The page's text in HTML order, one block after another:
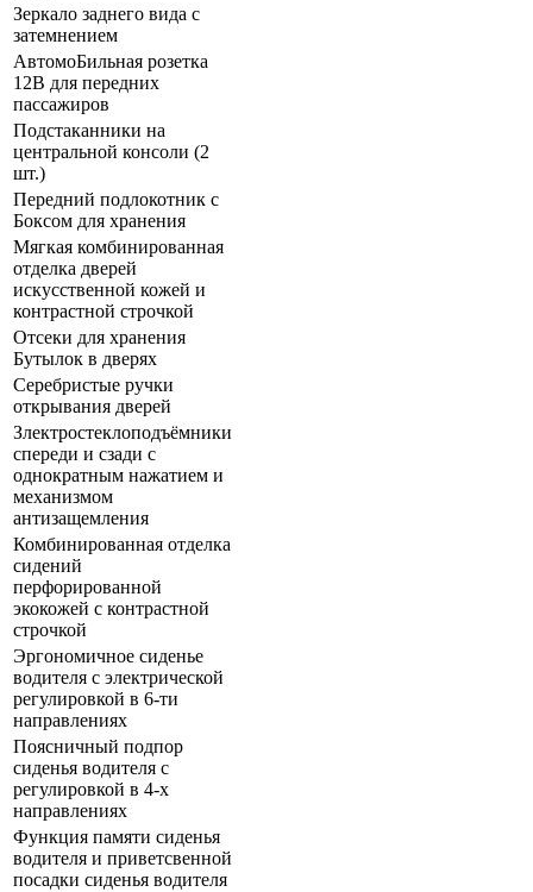
Зеркало заднего вида с
затемнением
АвтомоБильная розетка
12В для передних
пассажиров
Подстаканники на
центральной консоли (2
шт.)
Передний подлокотник с
Боксом для хранения
Мягкая комбинированная
отделка дверей
искусственной кожей и
контрастной строчкой
Отсеки для хранения
Бутылок в дверях
Серебристые ручки
открывания дверей
Злектростеклоподъёмники
спереди и сзади с
однократным нажатием и
механизмом
антизащемления
Комбинированная отделка
сидений
перфорированной
экокожей с контрастной
строчкой
Эргономичное сиденье
водителя с электрической
регулировкой в 6-ти
направлениях
Поясничный подпор
сиденья водителя с
регулировкой в 4-х
направлениях
Функция памяти сиденья
водителя и приветсвенной
посадки сиденья водителя